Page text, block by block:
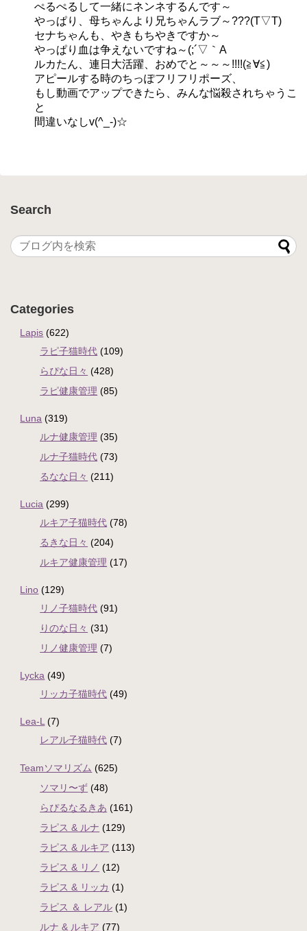
ぺるぺるして一緒にネンネするんです～
やっぱり、母ちゃんより兄ちゃんラブ～???(T▽T)
セナちゃんも、やきもちやきですか～
やっぱり血は争えないですね～(;´▽｀A
ルカたん、連日大活躍、おめでと～～～!!!!(≧∀≦)
アピールする時のちっぽフリフリポーズ、
もし動画でアップできたら、みんな悩殺されちゃうこ
と
間違いなしv(^_-)☆
Search
Categories
Lapis (622)
ラピ子猫時代 (109)
らぴな日々 (428)
ラピ健康管理 (85)
Luna (319)
ルナ健康管理 (35)
ルナ子猫時代 (73)
るなな日々 (211)
Lucia (299)
ルキア子猫時代 (78)
るきな日々 (204)
ルキア健康管理 (17)
Lino (129)
リノ子猫時代 (91)
りのな日々 (31)
リノ健康管理 (7)
Lycka (49)
リッカ子猫時代 (49)
Lea-L(7)
レアル子猫時代 (7)
Teamソマリズム (625)
ソマリ〜ず (48)
らぴるなるきあ (161)
ラピス & ルナ (129)
ラピス & ルキア (113)
ラピス & リノ (12)
ラピス & リッカ (1)
ラピス ＆ レアル (1)
ルナ & ルキア (77)